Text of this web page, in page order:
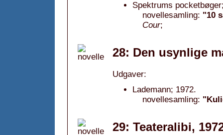
Spektrums
novellesamling: "10
Cour;
28: Den usynlige
Udgaver:
Lademann; 1972.
novellesamling:
29: Teateralibi,